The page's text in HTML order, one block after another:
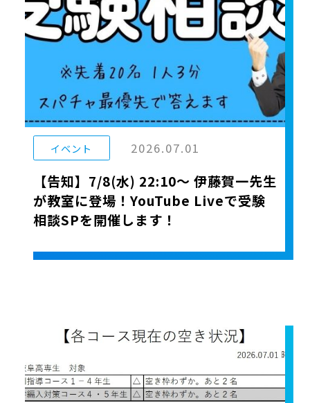
イベント 2026.07.01
【告知】7/8(水) 22:10〜 伊藤賀一先生
が教室に登場！YouTube Liveで受験
相談SPを開催します！